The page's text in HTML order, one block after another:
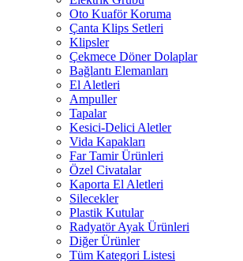
Oto Kuaför Koruma
Çanta Klips Setleri
Klipsler
Çekmece Döner Dolaplar
Bağlantı Elemanları
El Aletleri
Ampuller
Tapalar
Kesici-Delici Aletler
Vida Kapakları
Far Tamir Ürünleri
Özel Civatalar
Kaporta El Aletleri
Silecekler
Plastik Kutular
Radyatör Ayak Ürünleri
Diğer Ürünler
Tüm Kategori Listesi